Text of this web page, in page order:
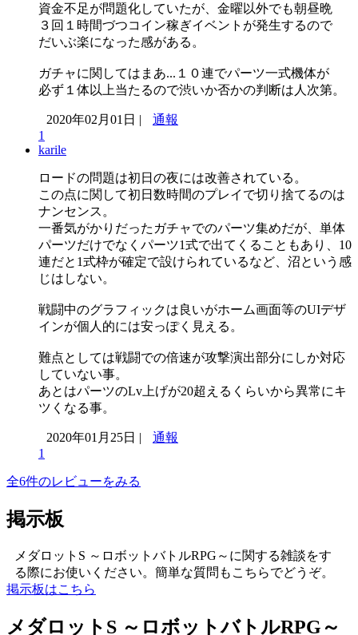
資金不足が問題化していたが、金曜以外でも朝昼晩
３回１時間づつコイン稼ぎイベントが発生するので
だいぶ楽になった感がある。
ガチャに関してはまあ...１０連でパーツ一式機体が
必ず１体以上当たるので渋いか否かの判断は人次第。
2020年02月01日 |
通報
1
karile
ロードの問題は初日の夜には改善されている。
この点に関して初日数時間のプレイで切り捨てるのは
ナンセンス。
一番気がかりだったガチャでのパーツ集めだが、単体
パーツだけでなくパーツ1式で出てくることもあり、10
連だと1式枠が確定で設けられているなど、沼という感
じはしない。
戦闘中のグラフィックは良いがホーム画面等のUIデザ
インが個人的には安っぽく見える。
難点としては戦闘での倍速が攻撃演出部分にしか対応
していない事。
あとはパーツのLv上げが20超えるくらいから異常にキ
ツくなる事。
2020年01月25日 |
通報
1
全6件のレビューをみる
掲示板
メダロットS ～ロボットバトルRPG～に関する雑談をす
る際にお使いください。簡単な質問もこちらでどうぞ。
掲示板はこちら
メダロットS ～ロボットバトルRPG～